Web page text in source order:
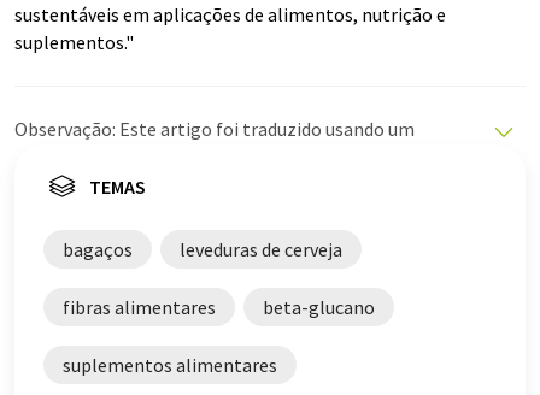
sustentáveis em aplicações de alimentos, nutrição e
suplementos."
Observação: Este artigo foi traduzido usando um
LUMITOS oferece essas traduções automáticas para
Como este artigo foi traduzido com tradução
automática, é possível que contenha erros de
vocabulário, sintaxe ou gramática. O artigo original em
TEMAS
bagaços leveduras de cerveja
fibras alimentares beta-glucano
suplementos alimentares